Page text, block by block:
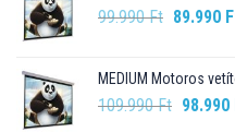
99.990Ft Original
99.990
89.990
MEDIUM Motoros
109.990Ft Original
98.990